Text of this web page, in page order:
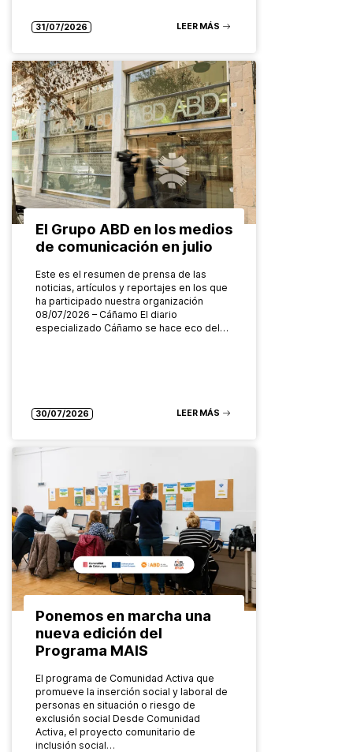
31/07/2026 LEER MÁS
El Grupo ABD en los medios
de comunicación en julio
Este es el resumen de prensa de las
noticias, artículos y reportajes en los que
ha participado nuestra organización
08/07/2026 – Cáñamo El diario
especializado Cáñamo se hace eco del…
30/07/2026 LEER MÁS
Ponemos en marcha una
nueva edición del
Programa MAIS
El programa de Comunidad Activa que
promueve la inserción social y laboral de
personas en situación o riesgo de
exclusión social Desde Comunidad
Activa, el proyecto comunitario de
inclusión social…